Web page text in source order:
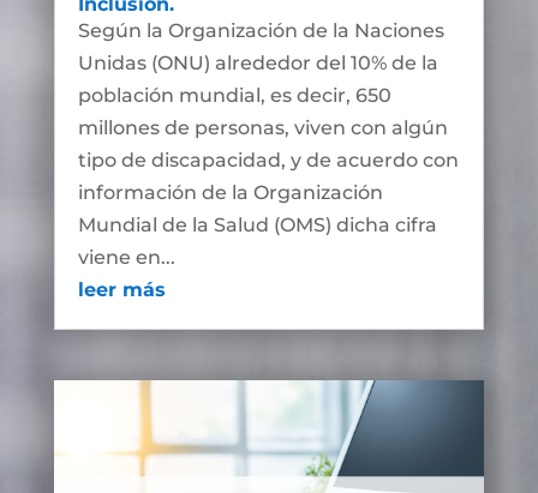
Inclusión.
Según la Organización de la Naciones
Unidas (ONU) alrededor del 10% de la
población mundial, es decir, 650
millones de personas, viven con algún
tipo de discapacidad, y de acuerdo con
información de la Organización
Mundial de la Salud (OMS) dicha cifra
viene en...
leer más